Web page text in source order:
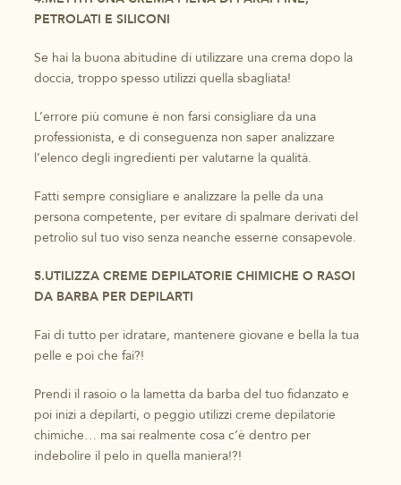
PETROLATI E SILICONI
Se hai la buona abitudine di utilizzare una crema dopo la
doccia, troppo spesso utilizzi quella sbagliata!
L’errore più comune è non farsi consigliare da una
professionista, e di conseguenza non saper analizzare
l’elenco degli ingredienti per valutarne la qualità.
Fatti sempre consigliare e analizzare la pelle da una
persona competente, per evitare di spalmare derivati del
petrolio sul tuo viso senza neanche esserne consapevole.
5.UTILIZZA CREME DEPILATORIE CHIMICHE O RASOI
DA BARBA PER DEPILARTI
Fai di tutto per idratare, mantenere giovane e bella la tua
pelle e poi che fai?!
Prendi il rasoio o la lametta da barba del tuo fidanzato e
poi inizi a depilarti, o peggio utilizzi creme depilatorie
chimiche… ma sai realmente cosa c’è dentro per
indebolire il pelo in quella maniera!?!